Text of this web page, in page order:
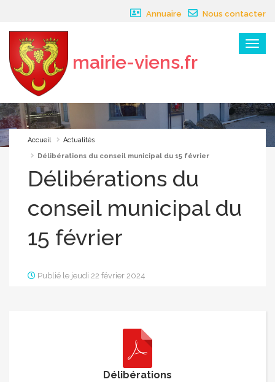
Annuaire Nous contacter
Menu
mairie-viens.fr
×
Accueil
Actualités
Délibérations du conseil municipal du 15 février
Délibérations du
conseil municipal du
15 février
Publié le jeudi 22 février 2024
Délibérations
Panneau de gestion des cookies